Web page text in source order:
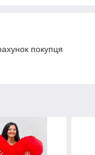
покупця